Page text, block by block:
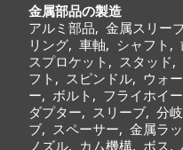
金属部品の製造
アルミ部品, 金属スリー
リング, 車軸, シャフト ,
スプロケット , スタッド,
フト , スピンドル, ウォ
ー, ボルト , フライホイ
ダプター, スリーブ, 分
ブ, スペーサー, 金属ラ
ノズル, カム機構, ボス,